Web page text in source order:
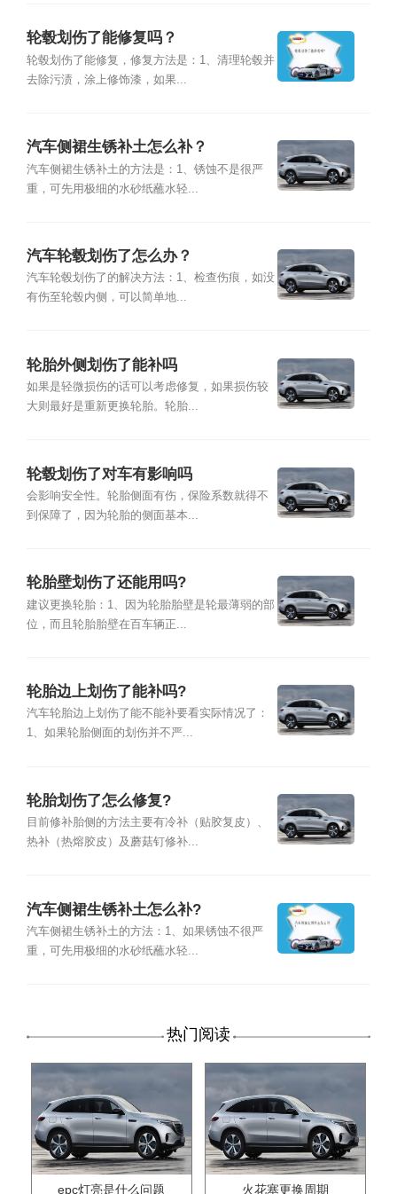
轮毂划伤了能修复吗？
轮毂划伤了能修复，修复方法是：1、清理轮毂并
去除污渍，涂上修饰漆，如果...
汽车侧裙生锈补土怎么补？
汽车侧裙生锈补土的方法是：1、锈蚀不是很严
重，可先用极细的水砂纸蘸水轻...
汽车轮毂划伤了怎么办？
汽车轮毂划伤了的解决方法：1、检查伤痕，如没
有伤至轮毂内侧，可以简单地...
轮胎外侧划伤了能补吗
如果是轻微损伤的话可以考虑修复，如果损伤较
大则最好是重新更换轮胎。轮胎...
轮毂划伤了对车有影响吗
会影响安全性。轮胎侧面有伤，保险系数就得不
到保障了，因为轮胎的侧面基本...
轮胎壁划伤了还能用吗?
建议更换轮胎：1、因为轮胎胎壁是轮最薄弱的部
位，而且轮胎胎壁在百车辆正...
轮胎边上划伤了能补吗?
汽车轮胎边上划伤了能不能补要看实际情况了：
1、如果轮胎侧面的划伤并不严...
轮胎划伤了怎么修复?
目前修补胎侧的方法主要有冷补（贴胶复皮）、
热补（热熔胶皮）及蘑菇钉修补...
汽车侧裙生锈补土怎么补?
汽车侧裙生锈补土的方法：1、如果锈蚀不很严
重，可先用极细的水砂纸蘸水轻...
热门阅读
epc灯亮是什么问题 火花塞更换周期